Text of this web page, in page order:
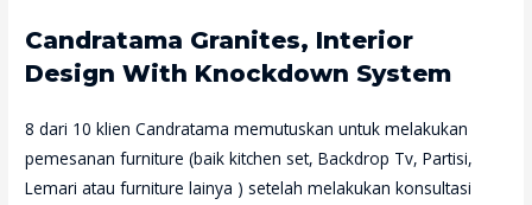
Candratama Granites, Interior
Design With Knockdown System
8 dari 10 klien Candratama memutuskan untuk melakukan
pemesanan furniture (baik kitchen set, Backdrop Tv, Partisi,
Lemari atau furniture lainya ) setelah melakukan konsultasi